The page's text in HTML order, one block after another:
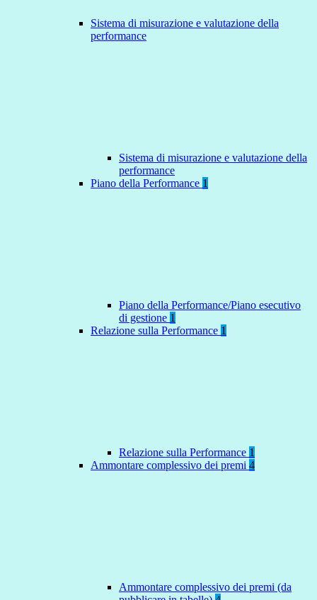
Sistema di misurazione e valutazione della
performance
Sistema di misurazione e valutazione della
performance
Piano della Performance 1
Piano della Performance/Piano esecutivo
di gestione 1
Relazione sulla Performance 1
Relazione sulla Performance 1
Ammontare complessivo dei premi 4
Ammontare complessivo dei premi (da